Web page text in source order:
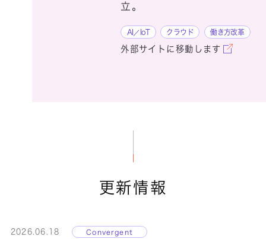
立。
AI／IoT クラウド 働き方改革
外部サイトに移動します
更新情報
2026.06.18 Convergent